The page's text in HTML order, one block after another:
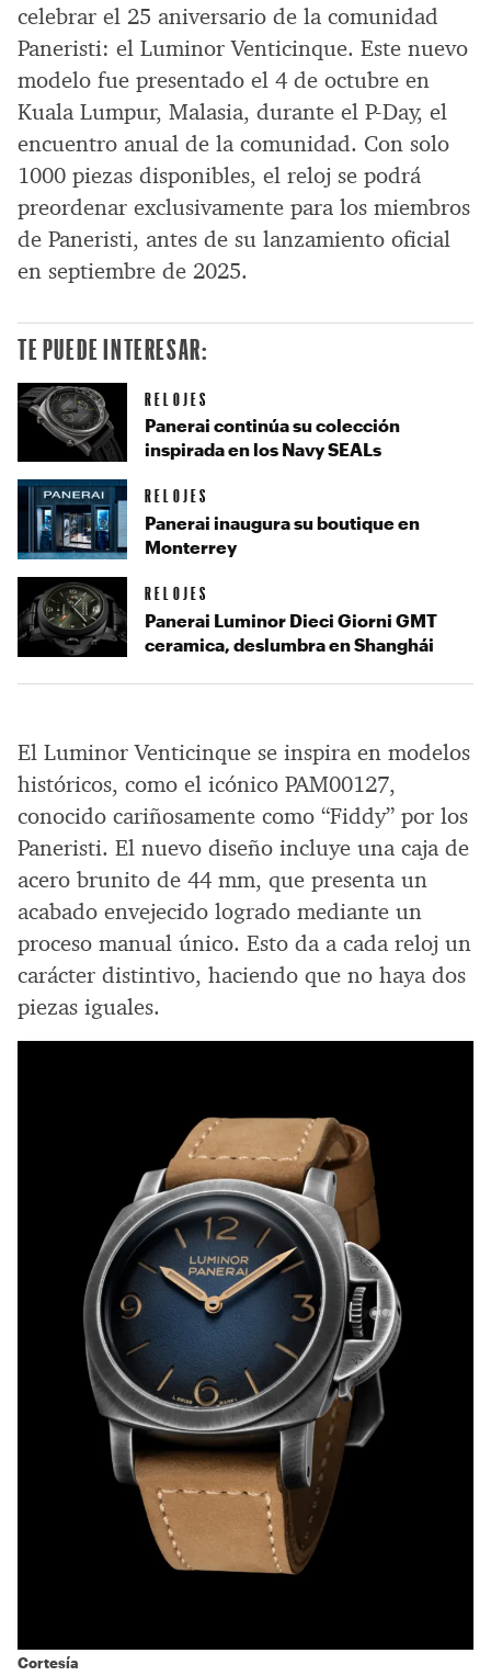
celebrar el 25 aniversario de la comunidad
Paneristi: el Luminor Venticinque. Este nuevo
modelo fue presentado el 4 de octubre en
Kuala Lumpur, Malasia, durante el P-Day, el
encuentro anual de la comunidad. Con solo
1000 piezas disponibles, el reloj se podrá
preordenar exclusivamente para los miembros
de Paneristi, antes de su lanzamiento oficial
en septiembre de 2025.
El Luminor Venticinque se inspira en modelos
históricos, como el icónico PAM00127,
conocido cariñosamente como “Fiddy” por los
Paneristi. El nuevo diseño incluye una caja de
acero brunito de 44 mm, que presenta un
acabado envejecido logrado mediante un
proceso manual único. Esto da a cada reloj un
carácter distintivo, haciendo que no haya dos
piezas iguales.
Cortesía
TE PUEDE INTERESAR:
RELOJES
Panerai continúa su colección
inspirada en los Navy SEALs
RELOJES
Panerai inaugura su boutique en
Monterrey
RELOJES
Panerai Luminor Dieci Giorni GMT
ceramica, deslumbra en Shanghái